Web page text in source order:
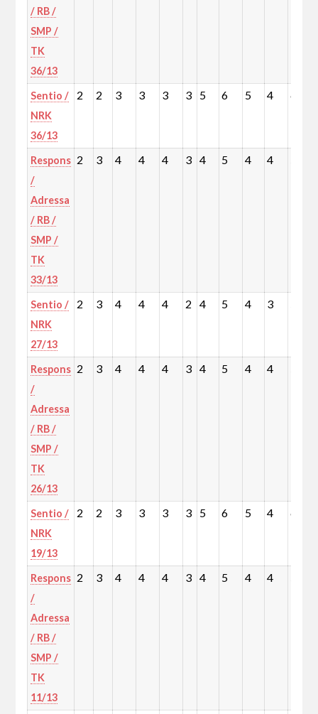
/ RB /
SMP /
TK
36/13
Sentio /
NRK
36/13
2 2 3 3 3 3 5 6 5 4 6
Respons
/
Adressa
/ RB /
SMP /
TK
33/13
2 3 4 4 4 3 4 5 4 4
Sentio /
NRK
27/13
2 3 4 4 4 2 4 5 4 3
Respons
/
Adressa
/ RB /
SMP /
TK
26/13
2 3 4 4 4 3 4 5 4 4
Sentio /
NRK
19/13
2 2 3 3 3 3 5 6 5 4 6
Respons
/
Adressa
/ RB /
SMP /
TK
11/13
2 3 4 4 4 3 4 5 4 4